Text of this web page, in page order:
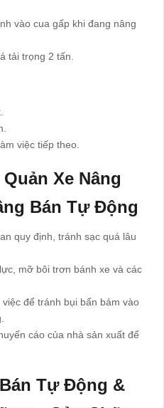
vào cua gấp khi đang nâng
tải trọng 2 tấn.
việc tiếp theo.
Xe Nâng
Bán Tự Động
quy định, tránh sạc quá lâu
mỡ bôi trơn bánh xe và các
để tránh bụi bẩn bám vào
cáo của nhà sản xuất để
Tự Động &